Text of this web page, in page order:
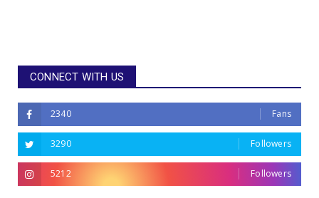
CONNECT WITH US
2340 Fans
3290 Followers
5212 Followers